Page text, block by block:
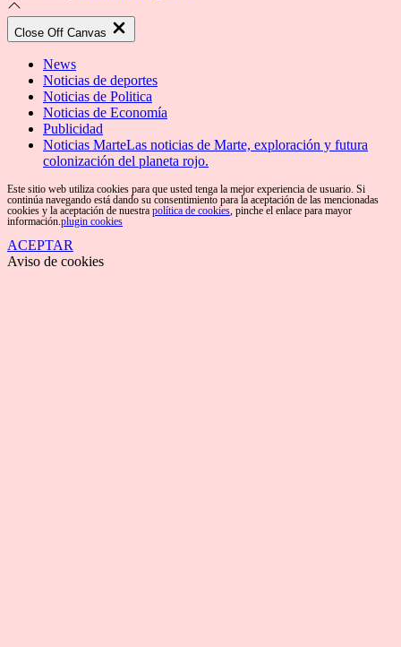
Close Off Canvas
News
Noticias de deportes
Noticias de Politica
Noticias de Economía
Publicidad
Noticias MarteLas noticias de Marte, exploración y futura
colonización del planeta rojo.
Este sitio web utiliza cookies para que usted tenga la mejor experiencia de usuario. Si
continúa navegando está dando su consentimiento para la aceptación de las mencionadas
cookies y la aceptación de nuestra política de cookies, pinche el enlace para mayor
información.plugin cookies
ACEPTAR
Aviso de cookies